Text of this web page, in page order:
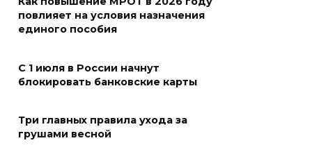
07 августа 2026 18:30
в донской столице
07 августа 2026 18:28
«Метеор» «Андрей Байков»
повлияет на условия назначения
единого пособия
С 1 июля в России начнут
блокировать банковские карты
Три главных правила ухода за
грушами весной